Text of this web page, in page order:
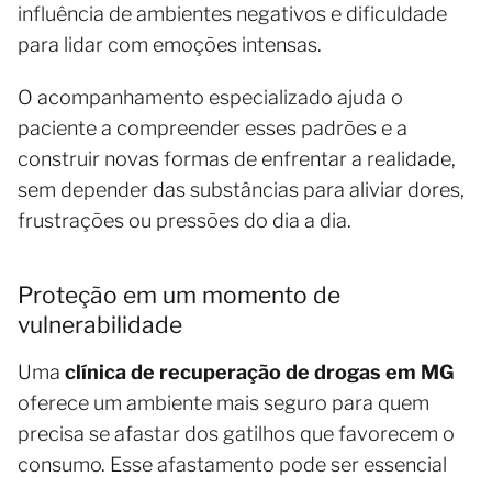
influência de ambientes negativos e dificuldade
para lidar com emoções intensas.
O acompanhamento especializado ajuda o
paciente a compreender esses padrões e a
construir novas formas de enfrentar a realidade,
sem depender das substâncias para aliviar dores,
frustrações ou pressões do dia a dia.
Proteção em um momento de
vulnerabilidade
Uma clínica de recuperação de drogas em MG
oferece um ambiente mais seguro para quem
precisa se afastar dos gatilhos que favorecem o
consumo. Esse afastamento pode ser essencial